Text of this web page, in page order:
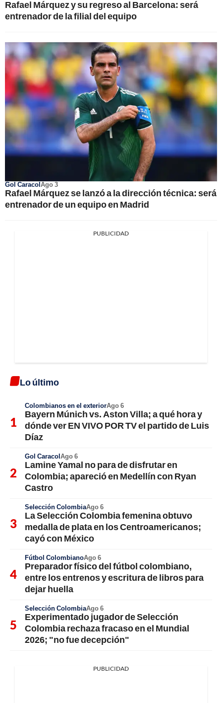
Rafael Márquez y su regreso al Barcelona: será
entrenador de la filial del equipo
Gol CaracolAgo 3
Rafael Márquez se lanzó a la dirección técnica: será
entrenador de un equipo en Madrid
PUBLICIDAD
Lo último
Colombianos en el exteriorAgo 6
Bayern Múnich vs. Aston Villa; a qué hora y
dónde ver EN VIVO POR TV el partido de Luis
Díaz
Gol CaracolAgo 6
Lamine Yamal no para de disfrutar en
Colombia; apareció en Medellín con Ryan
Castro
Selección ColombiaAgo 6
La Selección Colombia femenina obtuvo
medalla de plata en los Centroamericanos;
cayó con México
Fútbol ColombianoAgo 6
Preparador físico del fútbol colombiano,
entre los entrenos y escritura de libros para
dejar huella
Selección ColombiaAgo 6
Experimentado jugador de Selección
Colombia rechaza fracaso en el Mundial
2026; "no fue decepción"
PUBLICIDAD